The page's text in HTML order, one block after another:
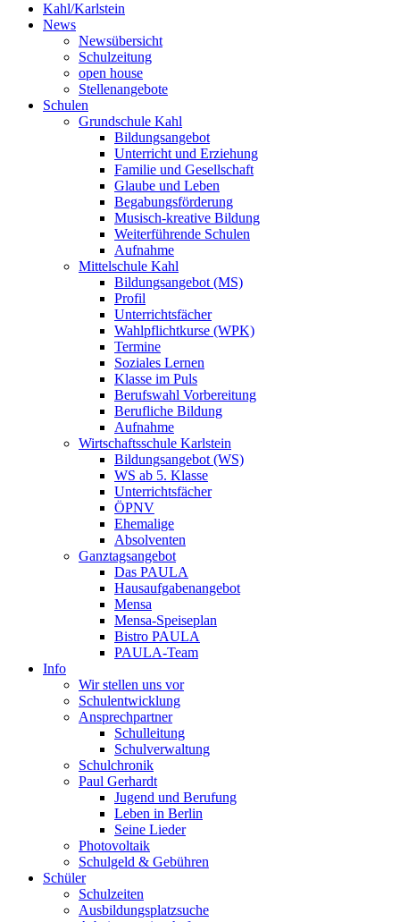
Kahl/Karlstein
News
Newsübersicht
Schulzeitung
open house
Stellenangebote
Schulen
Grundschule Kahl
Bildungsangebot
Unterricht und Erziehung
Familie und Gesellschaft
Glaube und Leben
Begabungsförderung
Musisch-kreative Bildung
Weiterführende Schulen
Aufnahme
Mittelschule Kahl
Bildungsangebot (MS)
Profil
Unterrichtsfächer
Wahlpflichtkurse (WPK)
Termine
Soziales Lernen
Klasse im Puls
Berufswahl Vorbereitung
Berufliche Bildung
Aufnahme
Wirtschaftsschule Karlstein
Bildungsangebot (WS)
WS ab 5. Klasse
Unterrichtsfächer
ÖPNV
Ehemalige
Absolventen
Ganztagsangebot
Das PAULA
Hausaufgabenangebot
Mensa
Mensa-Speiseplan
Bistro PAULA
PAULA-Team
Info
Wir stellen uns vor
Schulentwicklung
Ansprechpartner
Schulleitung
Schulverwaltung
Schulchronik
Paul Gerhardt
Jugend und Berufung
Leben in Berlin
Seine Lieder
Photovoltaik
Schulgeld & Gebühren
Schüler
Schulzeiten
Ausbildungsplatzsuche